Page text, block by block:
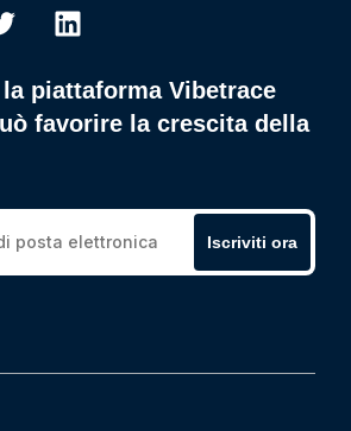
piattaforma Vibetrace
favorire la crescita della
Iscriviti ora